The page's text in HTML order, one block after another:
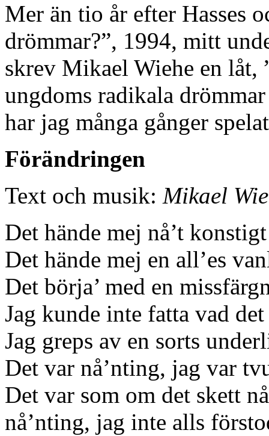
Mer än tio år efter Hasses
drömmar?”, 1994, mitt
skrev Mikael Wiehe en låt,
ungdoms radikala
har jag många gånger
Förändringen
Text och musik: Mikael
Det hände mej nå’t
Det hände mej en all’es
Det börja’ med en
Jag kunde inte fatta vad
Jag greps av en sorts
Det var nå’nting, jag var
Det var som om det skett
nå’nting, jag inte alls